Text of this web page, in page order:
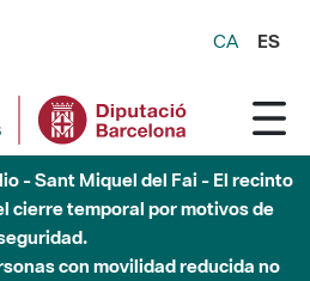
CA ES
- Sant Miquel del Fai - El recinto
cierre temporal por motivos de
con movilidad reducida no